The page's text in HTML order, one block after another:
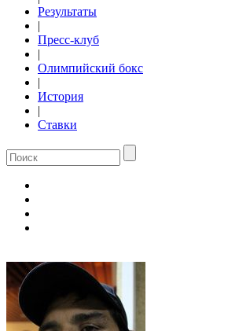
Результаты
|
Пресс-клуб
|
Олимпийский бокс
|
История
|
Ставки